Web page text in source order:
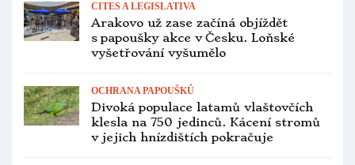
Přehled ptačích burz a výstav pro
víkend 5. až 7. prosince 2025
ZÁCHRANNÉ PROGRAMY
policie provedla razii v centru arů
škraboškových v Bahii, zabavila ptáky
VETERINA